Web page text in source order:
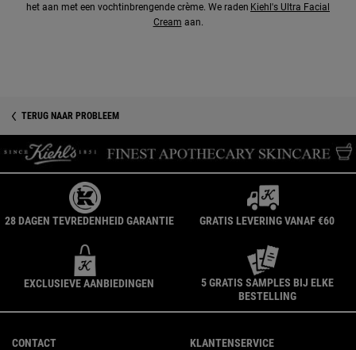
het aan met een vochtinbrengende crème. We raden Kiehl's Ultra Facial
Cream aan.
TERUG NAAR PROBLEEM
28 DAGEN TEVREDENHEID GARANTIE GRATIS LEVERING VANAF €60
EXCLUSIEVE AANBIEDINGEN
5 GRATIS SAMPLES BIJ ELKE
BESTELLING
CONTACT KLANTENSERVICE